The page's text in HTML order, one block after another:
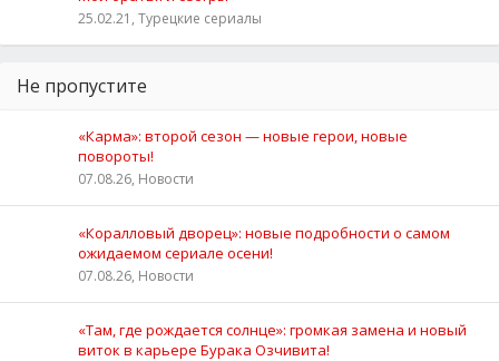
25.02.21, Турецкие сериалы
Не пропустите
«Карма»: второй сезон — новые герои, новые
повороты!
07.08.26, Новости
«Коралловый дворец»: новые подробности о самом
ожидаемом сериале осени!
07.08.26, Новости
«Там, где рождается солнце»: громкая замена и новый
виток в карьере Бурака Озчивита!